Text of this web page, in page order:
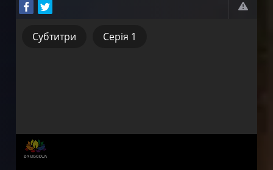
Серія 1
Субтитри